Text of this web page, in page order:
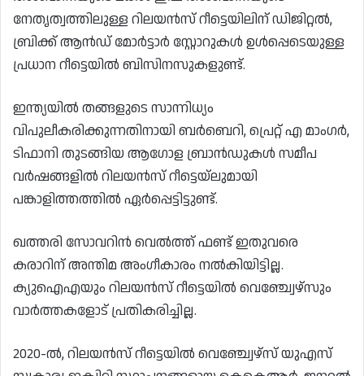
നേതൃത്വത്തിലുള്ള റിലയൻസ് റീട്ടെയിലിന് ഡിജിറ്റൽ,
ബ്രിക്ക് ആൻഡ് മോർട്ടാർ സ്റ്റോറുകൾ ഉൾപ്പെടെയുള്ള
പ്രധാന റീട്ടെയിൽ ബിസിനസുകളുണ്ട്.
ഇന്ത്യയിൽ തങ്ങളുടെ സാന്നിധ്യം
വിപുലീകരിക്കുന്നതിനായി ബർബെറി, പ്രെറ്റ് എ മാംഗർ,
ടിഫാനി തുടങ്ങിയ ആഗോള ബ്രാൻഡുകൾ സമീപ
വർഷങ്ങളിൽ റിലയൻസ് റീട്ടെയ്ലുമായി
പങ്കാളിത്തത്തിൽ ഏർപ്പെട്ടിട്ടുണ്ട്.
ഖത്തരി സോവറിൻ വെൽത്ത് ഫണ്ട് ഇതുവരെ
കരാറിന് അന്തിമ അംഗീകാരം നൽകിയിട്ടില്ല.
ക്യുഐഎയും റിലയൻസ് റീട്ടെയിൽ വെഞ്ച്വേഴ്സും
വാർത്തകളോട് പ്രതികരിച്ചില്ല.
2020-ൽ, റിലയൻസ് റീട്ടെയിൽ വെഞ്ച്വേഴ്സ് യുഎസ്